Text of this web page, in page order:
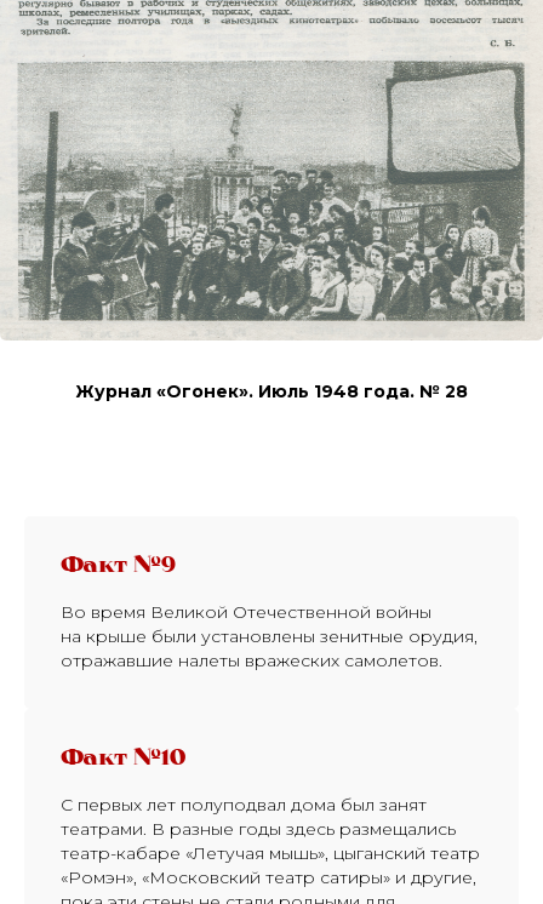
Журнал «Огонек». Июль 1948 года. № 28
Факт №9
Во время Великой Отечественной войны
на крыше были установлены зенитные орудия,
отражавшие налеты вражеских самолетов.
Факт №10
С первых лет полуподвал дома был занят
театрами. В разные годы здесь размещались
театр-кабаре «Летучая мышь», цыганский театр
«Ромэн», «Московский театр сатиры» и другие,